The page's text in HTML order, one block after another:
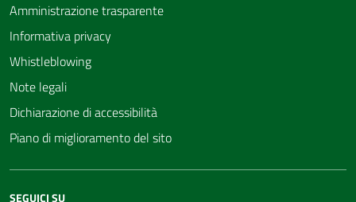
Amministrazione trasparente
Informativa privacy
Whistleblowing
Note legali
Dichiarazione di accessibilità
Piano di miglioramento del sito
SEGUICI SU